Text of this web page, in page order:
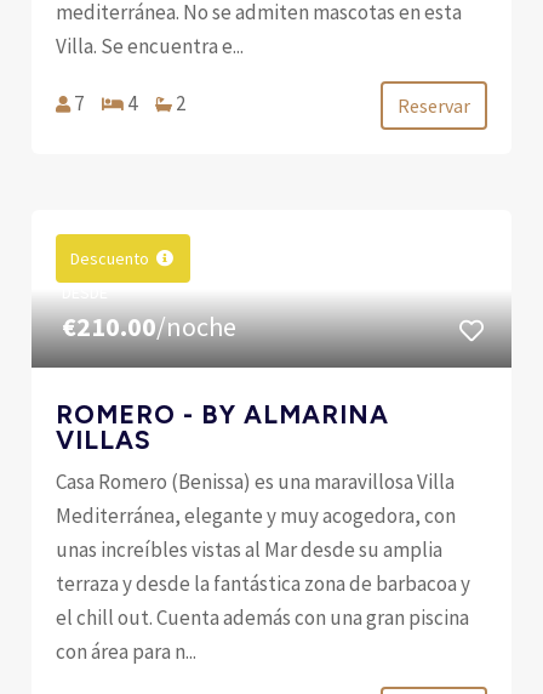
mediterránea. No se admiten mascotas en esta
Villa. Se encuentra e...
7 4 2 Reservar
Descuento
€210.00/noche
ROMERO - BY ALMARINA
VILLAS
Casa Romero (Benissa) es una maravillosa Villa
Mediterránea, elegante y muy acogedora, con
unas increíbles vistas al Mar desde su amplia
terraza y desde la fantástica zona de barbacoa y
el chill out. Cuenta además con una gran piscina
con área para n...